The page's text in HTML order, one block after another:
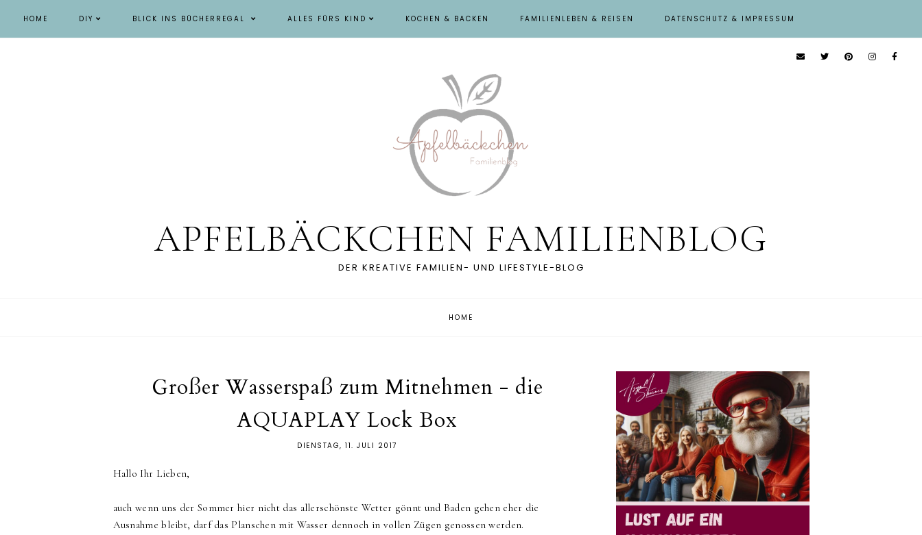
HOME DIY BLICK INS BÜCHERREGAL ALLES FÜRS KIND KOCHEN & BACKEN FAMILIENLEBEN & REISEN DATENSCHUTZ & IMPRESSUM
APFELBÄCKCHEN FAMILIENBLOG
DER KREATIVE FAMILIEN- UND LIFESTYLE-BLOG
HOME
Großer Wasserspaß zum Mitnehmen - die
AQUAPLAY Lock Box
DIENSTAG, 11. JULI 2017
Hallo Ihr Lieben,
auch wenn uns der Sommer hier nicht das allerschönste Wetter gönnt und Baden gehen eher die
Ausnahme bleibt, darf das Planschen mit Wasser dennoch in vollen Zügen genossen werden.